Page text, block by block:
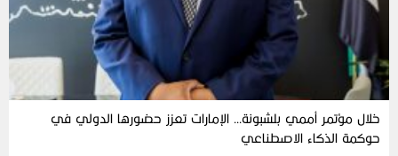
خلال مؤتمر أممي بلشبونة… الإمارات تعزز حضورها الدولي في
حوكمة الذكاء الاصطناعي